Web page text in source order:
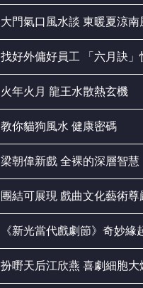
大門氣口風水談 東暖夏涼南
找好外傭好員工 「六月訣」
火年火月 龍王水散熱玄機
教你貓狗風水 健康密碼
梁朝偉新戲 全裸的深層智慧
團結可展現 戲曲文化藝術尊
《新光當代戲劇節》奇妙緣
扮嘢天后江欣燕 喜劇細胞大